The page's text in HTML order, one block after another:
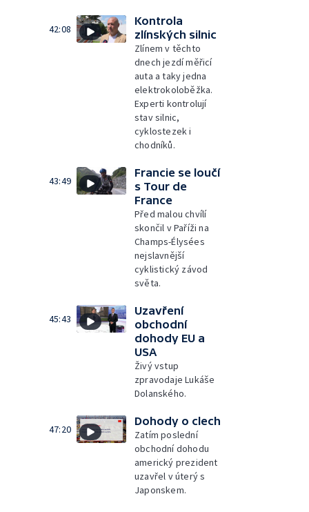
42:08
Kontrola
zlínských silnic
Zlínem v těchto
dnech jezdí měřicí
auta a taky jedna
elektrokoloběžka.
Experti kontrolují
stav silnic,
cyklostezek i
chodníků.
43:49
Francie se loučí
s Tour de
France
Před malou chvílí
skončil v Paříži na
Champs-Élysées
nejslavnější
cyklistický závod
světa.
45:43
Uzavření
obchodní
dohody EU a
USA
Živý vstup
zpravodaje Lukáše
Dolanského.
47:20
Dohody o clech
Zatím poslední
obchodní dohodu
americký prezident
uzavřel v úterý s
Japonskem.